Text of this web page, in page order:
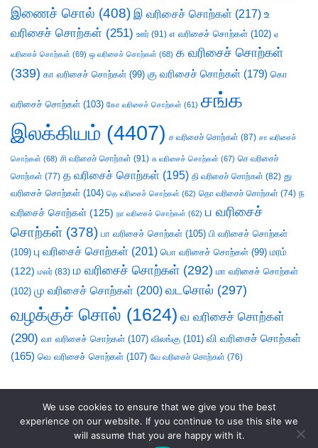
இணைச் சொல் (408) இ வரிசைச் சொற்கள் (217) உ
வரிசைச் சொற்கள் (251) ஊர் (91) எ வரிசைச் சொற்கள் (102) ஏ
வரிசைச் சொற்கள் (69) ஒ வரிசைச் சொற்கள் (68) க வரிசைச் சொற்கள்
(339) கா வரிசைச் சொற்கள் (99) கு வரிசைச் சொற்கள் (179) கொ
வரிசைச் சொற்கள் (103) கோ வரிசைச் சொற்கள் (61) சங்க
இலக்கியம் (4407) ச வரிசைச் சொற்கள் (87) சா வரிசைச்
சொற்கள் (68) சி வரிசைச் சொற்கள் (91) சு வரிசைச் சொற்கள் (67) செ வரிசைச்
சொற்கள் (77) த வரிசைச் சொற்கள் (195) தி வரிசைச் சொற்கள் (82) து
வரிசைச் சொற்கள் (104) தெ வரிசைச் சொற்கள் (62) தொ வரிசைச் சொற்கள் (74) ந
வரிசைச் சொற்கள் (125) நா வரிசைச் சொற்கள் (62) ப வரிசைச்
சொற்கள் (378) பா வரிசைச் சொற்கள் (105) பி வரிசைச் சொற்கள்
(109) பு வரிசைச் சொற்கள் (201) பொ வரிசைச் சொற்கள் (99) மரம்
(122) மலர் (83) ம வரிசைச் சொற்கள் (292) மா வரிசைச் சொற்கள்
(102) மு வரிசைச் சொற்கள் (200) வடசொல் (297)
வழக்குச் சொல் (1624) வ வரிசைச் சொற்கள்
(290) வா வரிசைச் சொற்கள் (107) விலங்கு (101) வி வரிசைச் சொற்கள்
(165) வெ வரிசைச் சொற்கள் (107) வே வரிசைச் சொற்கள் (76)
We use cookies to ensure that we give you the best
experience on our website. If you continue to use this site we
will assume that you are happy with it.